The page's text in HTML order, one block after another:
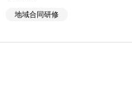
地域合同研修